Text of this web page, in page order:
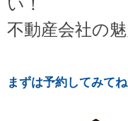
い！
不動産会社の
まずは予約してみてね